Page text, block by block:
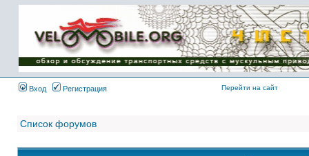
Имя пользователя:
Пароль:
{ LOG_ME_IN_SHORT
}
Вход
Регистрация Перейти на сайт
Список форумов